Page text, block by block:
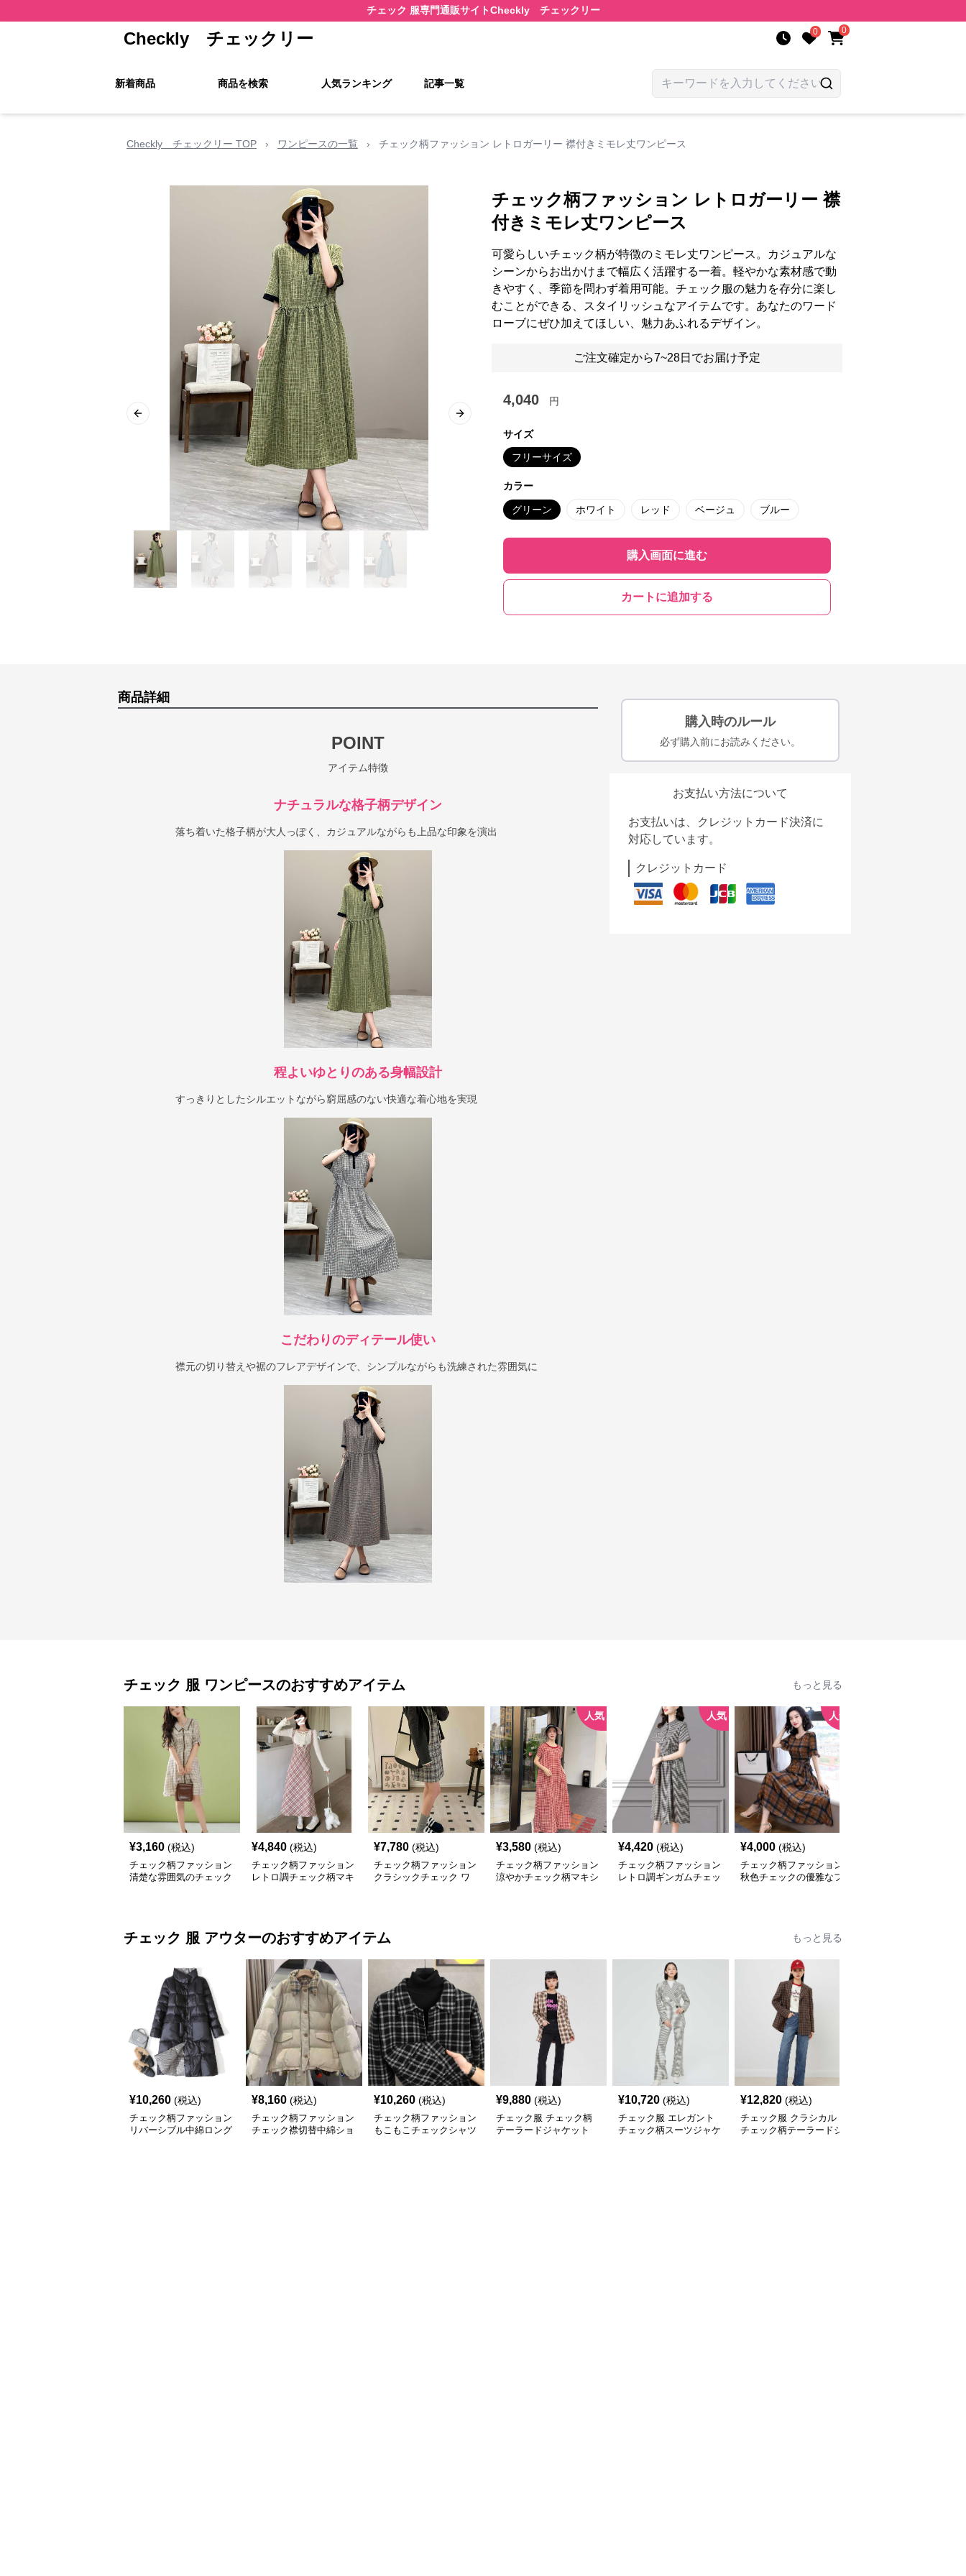
チェック 服専門通販サイトCheckly チェックリー
Checkly チェックリー 0 0
新着商品 商品を検索 人気ランキング 記事一覧
Checkly チェックリー TOP › ワンピースの一覧 › チェック柄ファッション レトロガーリー 襟付きミモレ丈ワンピース
Previous slide Next slide
チェック柄ファッション レトロガーリー 襟
付きミモレ丈ワンピース
可愛らしいチェック柄が特徴のミモレ丈ワンピース。カジュアルな
シーンからお出かけまで幅広く活躍する一着。軽やかな素材感で動
きやすく、季節を問わず着用可能。チェック服の魅力を存分に楽し
むことができる、スタイリッシュなアイテムです。あなたのワード
ローブにぜひ加えてほしい、魅力あふれるデザイン。
ご注文確定から7~28日でお届け予定
4,040 円
サイズ
フリーサイズ
カラー
グリーン ホワイト レッド ベージュ ブルー
購入画面に進む
カートに追加する
商品詳細
POINT
アイテム特徴
ナチュラルな格子柄デザイン
落ち着いた格子柄が大人っぽく、カジュアルながらも上品な印象を演出
程よいゆとりのある身幅設計
すっきりとしたシルエットながら窮屈感のない快適な着心地を実現
こだわりのディテール使い
襟元の切り替えや裾のフレアデザインで、シンプルながらも洗練された雰囲気に
購入時のルール
必ず購入前にお読みください。
お支払い方法について
お支払いは、クレジットカード決済に
対応しています。
クレジットカード
チェック 服 ワンピースのおすすめアイテム もっと見る
¥3,160 (税込)
チェック柄ファッション
清楚な雰囲気のチェック
¥4,840 (税込)
チェック柄ファッション
レトロ調チェック柄マキ
¥7,780 (税込)
チェック柄ファッション
クラシックチェック ワ
人気
¥3,580 (税込)
チェック柄ファッション
涼やかチェック柄マキシ
人気
¥4,420 (税込)
チェック柄ファッション
レトロ調ギンガムチェッ
人気
¥4,000 (税込)
チェック柄ファッション
秋色チェックの優雅なフ
チェック 服 アウターのおすすめアイテム もっと見る
¥10,260 (税込)
チェック柄ファッション
リバーシブル中綿ロング
¥8,160 (税込)
チェック柄ファッション
チェック襟切替中綿ショ
¥10,260 (税込)
チェック柄ファッション
もこもこチェックシャツ
¥9,880 (税込)
チェック服 チェック柄
テーラードジャケット
¥10,720 (税込)
チェック服 エレガント
チェック柄スーツジャケ
¥12,820 (税込)
チェック服 クラシカル
チェック柄テーラードジ